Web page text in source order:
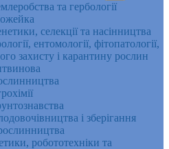
та гербології
селекції та насінництва
ентомології, фітопатології,
захисту і карантину рослин
і зберігання
робототехніки та